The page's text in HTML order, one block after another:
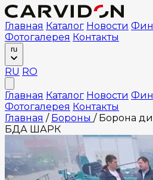
Главная Каталог Новости
Фотогалерея Контакты
ru
RU RO
Главная Каталог Новости
Фотогалерея Контакты
Главная / Бороны / Борона
БДА ШАРК